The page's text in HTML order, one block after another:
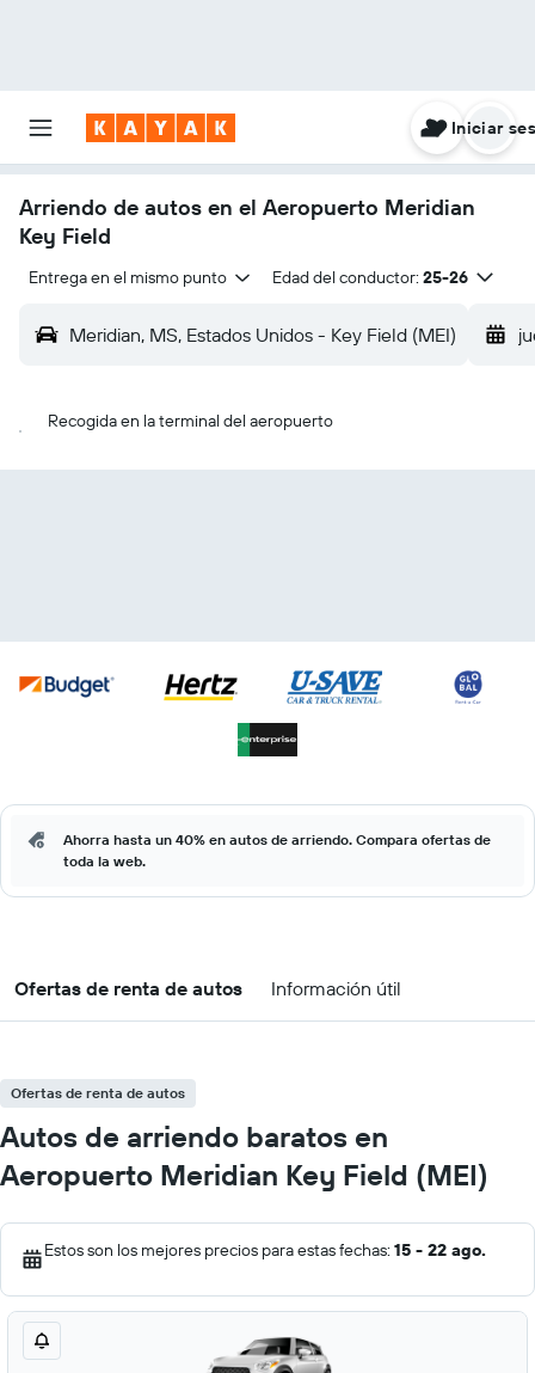
Iniciar
Arriendo de autos en el Aeropuerto Meridian
Key Field
Entrega en el mismo punto Edad del conductor: 25-26
Meridian, MS, Estados Unidos - Key Field (MEI)
Recogida en la terminal del aeropuerto
Ahorra hasta un 40% en autos de arriendo. Compara ofertas de
toda la web.
Ofertas de renta de autos Información útil
Ofertas de renta de autos
Autos de arriendo baratos en
Aeropuerto Meridian Key Field (MEI)
Estos son los mejores precios para estas fechas: 15 - 22 ago.